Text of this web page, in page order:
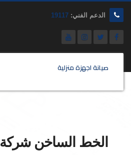
الدعم الفني: 19117
صيانة اجهزة منزلية
الخط الساخن شركة